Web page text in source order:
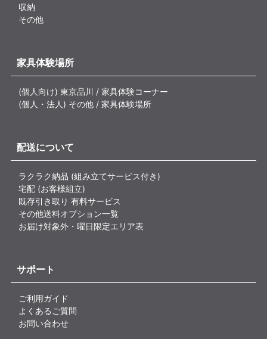
収納
その他
家具体験場所
(個人向け) 東京品川 / 家具体験コーナー
(個人・法人) その他 / 家具体験場所
配送について
ラクラク納品 (組み立てサービス付き)
宅配 (お客様組立)
既存引き取り 有料サービス
その他送料オプション一覧
お届け対象外・曜日限定エリア表
サポート
ご利用ガイド
よくあるご質問
お問い合わせ